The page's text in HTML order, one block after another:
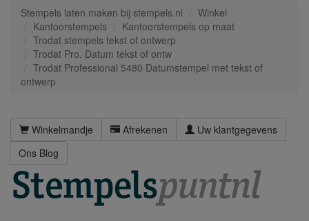
Stempels laten maken bij stempels.nl
Winkel
Kantoorstempels
Kantoorstempels op maat
Trodat stempels tekst of ontwerp
Trodat Pro. Datum tekst of ontw
Trodat Professional 5480 Datumstempel met tekst of
ontwerp
Winkelmandje Afrekenen
Uw klantgegevens
Ons Blog